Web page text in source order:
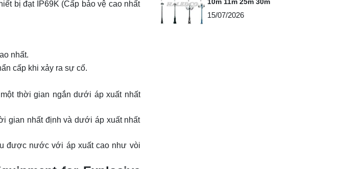
bị đạt IP69K (Cấp bảo vệ cao nhất
nhất.
cấp khi xảy ra sự cố.
thời gian ngắn dưới áp xuất nhất
gian nhất định và dưới áp xuất nhất
được nước với áp xuất cao như vòi
15/07/2026